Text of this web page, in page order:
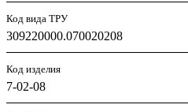
Код вида ТРУ
309220000.070020208
Код изделия
7-02-08